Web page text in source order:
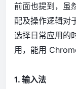
前面也提到，虽
配及操作逻辑对
选择日常应用的
用，能用
1. 输入法